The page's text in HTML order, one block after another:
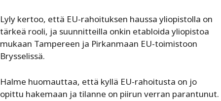
Lyly kertoo, että EU-rahoituksen haussa yliopistolla on
tärkeä rooli, ja suunnitteilla onkin etabloida yliopistoa
mukaan Tampereen ja Pirkanmaan EU-toimistoon
Brysselissä.
Halme huomauttaa, että kyllä EU-rahoitusta on jo
opittu hakemaan ja tilanne on piirun verran parantunut.